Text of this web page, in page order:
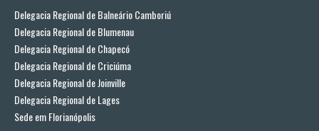
Delegacia Regional de Balneário Camboriú
Delegacia Regional de Blumenau
Delegacia Regional de Chapecó
Delegacia Regional de Criciúma
Delegacia Regional de Joinville
Delegacia Regional de Lages
Sede em Florianópolis